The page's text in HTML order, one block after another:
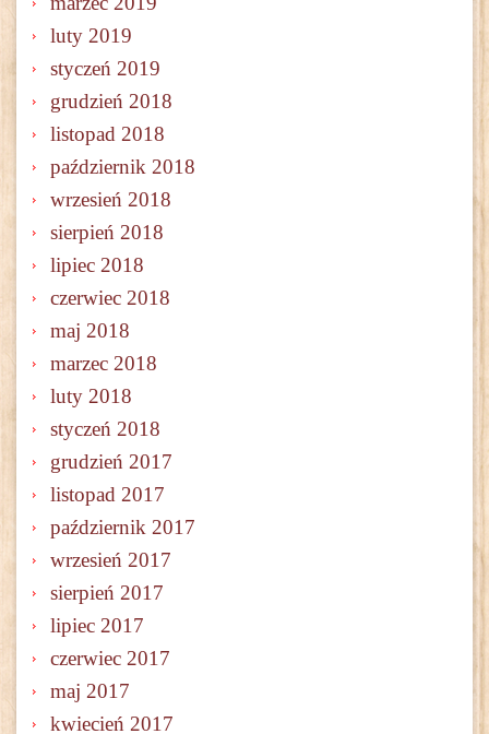
luty 2019
styczeń 2019
grudzień 2018
listopad 2018
październik 2018
wrzesień 2018
sierpień 2018
lipiec 2018
czerwiec 2018
maj 2018
marzec 2018
luty 2018
styczeń 2018
grudzień 2017
listopad 2017
październik 2017
wrzesień 2017
sierpień 2017
lipiec 2017
czerwiec 2017
maj 2017
kwiecień 2017